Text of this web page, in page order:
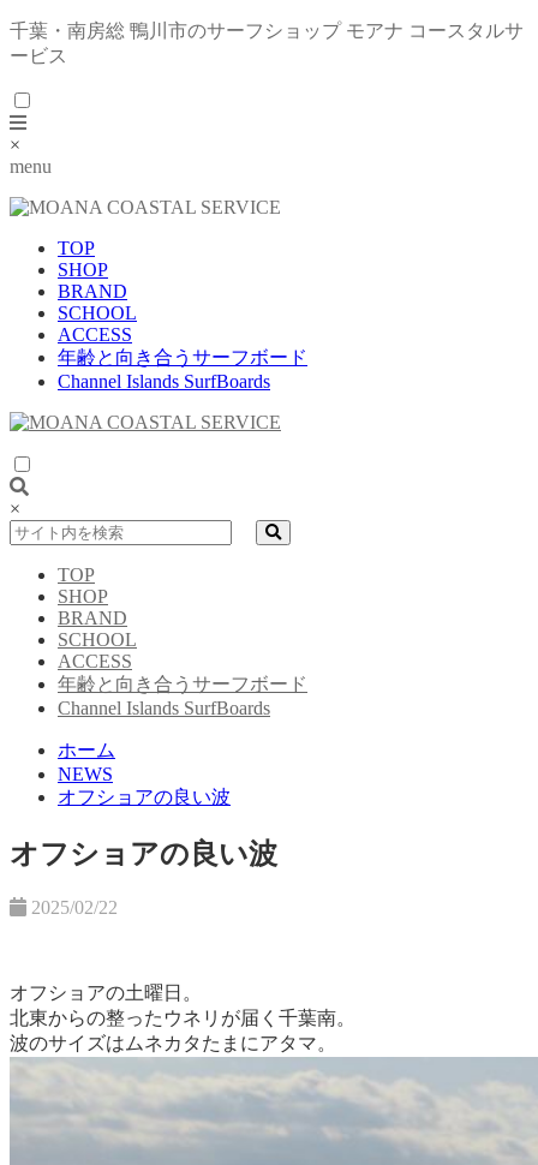
千葉・南房総 鴨川市のサーフショップ モアナ コースタルサ
ービス
×
menu
TOP
SHOP
BRAND
SCHOOL
ACCESS
年齢と向き合うサーフボード
Channel Islands SurfBoards
×
TOP
SHOP
BRAND
SCHOOL
ACCESS
年齢と向き合うサーフボード
Channel Islands SurfBoards
ホーム
NEWS
オフショアの良い波
オフショアの良い波
2025/02/22
オフショアの土曜日。
北東からの整ったウネリが届く千葉南。
波のサイズはムネカタたまにアタマ。